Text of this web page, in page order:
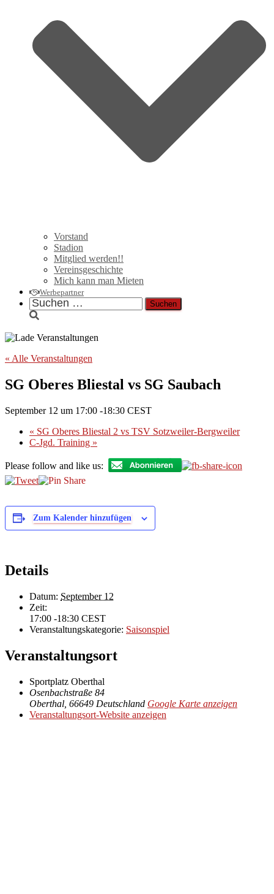
Vorstand
Stadion
Mitglied werden!!
Vereinsgeschichte
Mich kann man Mieten
Werbepartner
Suchen
nach:
« Alle Veranstaltungen
SG Oberes Bliestal vs SG Saubach
September 12 um 17:00 -18:30 CEST
« SG Oberes Bliestal 2 vs TSV Sotzweiler-Bergweiler
C-Jgd. Training »
Please follow and like us:
Zum Kalender hinzufügen
Details
Datum: September 12
Zeit:
17:00 -18:30 CEST
Veranstaltungskategorie: Saisonspiel
Veranstaltungsort
Sportplatz Oberthal
Osenbachstraße 84
Oberthal 66649 Deutschland Google Karte anzeigen
Veranstaltungsort-Website anzeigen